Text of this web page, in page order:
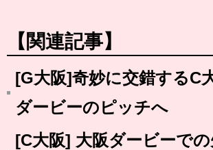
【関連記事】
[G大阪]奇妙に交錯するC
ダービーのピッチへ
[C大阪] 大阪ダービーで